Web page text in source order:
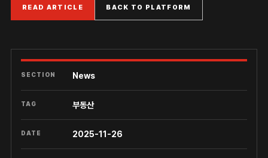
READ ARTICLE BACK TO PLATFORM
SECTION News
TAG 부동산
DATE 2025-11-26